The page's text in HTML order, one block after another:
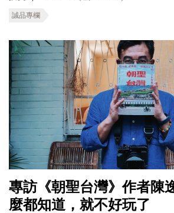
誠品專欄
專訪《朝聖台灣》作者陳
麼都知道，就不好玩了